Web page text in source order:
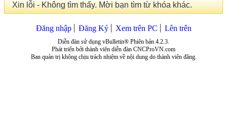
Xin lỗi - Không tìm thấy. Mời bạn tìm từ khóa khác.
Đăng nhập Đăng Ký Xem trên PC Lên trên
Diễn đàn sử dụng vBulletin® Phiên bản 4.2.3.
Phát triển bởi thành viên diễn đàn CNCProVN.com
Ban quản trị không chịu trách nhiệm về nội dung do thành viên đăng.